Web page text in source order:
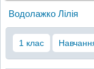
Водолажко Лілія
1 клас